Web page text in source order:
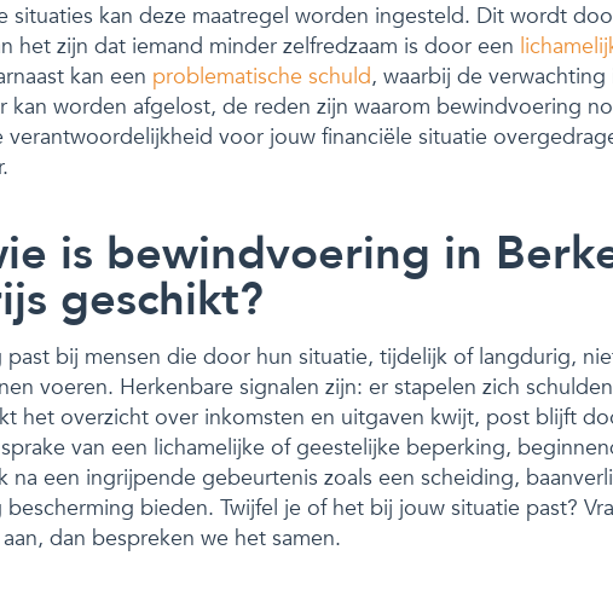
situaties kan deze maatregel worden ingesteld. Dit wordt
het zijn dat iemand minder zelfredzaam is door een
kan een problematische schuld, waarbij de
kan worden afgelost, de reden zijn waarom bewindvoering
voor jouw financiële situatie
is bewindvoering in
geschikt?
past bij mensen die door hun situatie, tijdelijk of langdurig,
voeren. Herkenbare signalen zijn: er stapelen zich
het overzicht over inkomsten en uitgaven kwijt, post blijft
van een lichamelijke of geestelijke beperking,
na een ingrijpende gebeurtenis zoals een scheiding,
bieden. Twijfel je of het bij jouw situatie past?
dan bespreken we het samen.